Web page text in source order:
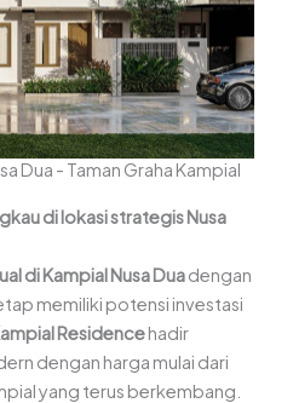
Dua - Taman Graha Kampial
di lokasi strategis Nusa
di Kampial Nusa Duadengan
memiliki potensi investasi
Residencehadir
dengan harga mulai dari
yang terus berkembang.